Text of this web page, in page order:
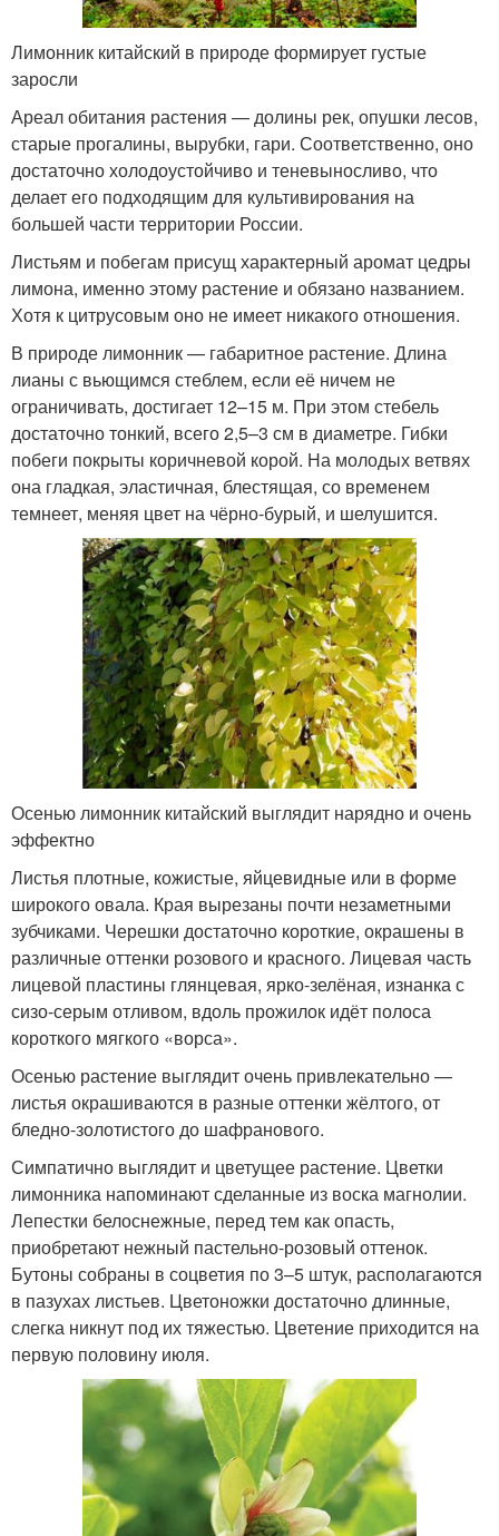
Лимонник китайский в природе формирует густые
заросли
Ареал обитания растения — долины рек, опушки лесов,
старые прогалины, вырубки, гари. Соответственно, оно
достаточно холодоустойчиво и теневыносливо, что
делает его подходящим для культивирования на
большей части территории России.
Листьям и побегам присущ характерный аромат цедры
лимона, именно этому растение и обязано названием.
Хотя к цитрусовым оно не имеет никакого отношения.
В природе лимонник — габаритное растение. Длина
лианы с вьющимся стеблем, если её ничем не
ограничивать, достигает 12–15 м. При этом стебель
достаточно тонкий, всего 2,5–3 см в диаметре. Гибки
побеги покрыты коричневой корой. На молодых ветвях
она гладкая, эластичная, блестящая, со временем
темнеет, меняя цвет на чёрно-бурый, и шелушится.
Осенью лимонник китайский выглядит нарядно и очень
эффектно
Листья плотные, кожистые, яйцевидные или в форме
широкого овала. Края вырезаны почти незаметными
зубчиками. Черешки достаточно короткие, окрашены в
различные оттенки розового и красного. Лицевая часть
лицевой пластины глянцевая, ярко-зелёная, изнанка с
сизо-серым отливом, вдоль прожилок идёт полоса
короткого мягкого «ворса».
Осенью растение выглядит очень привлекательно —
листья окрашиваются в разные оттенки жёлтого, от
бледно-золотистого до шафранового.
Симпатично выглядит и цветущее растение. Цветки
лимонника напоминают сделанные из воска магнолии.
Лепестки белоснежные, перед тем как опасть,
приобретают нежный пастельно-розовый оттенок.
Бутоны собраны в соцветия по 3–5 штук, располагаются
в пазухах листьев. Цветоножки достаточно длинные,
слегка никнут под их тяжестью. Цветение приходится на
первую половину июля.